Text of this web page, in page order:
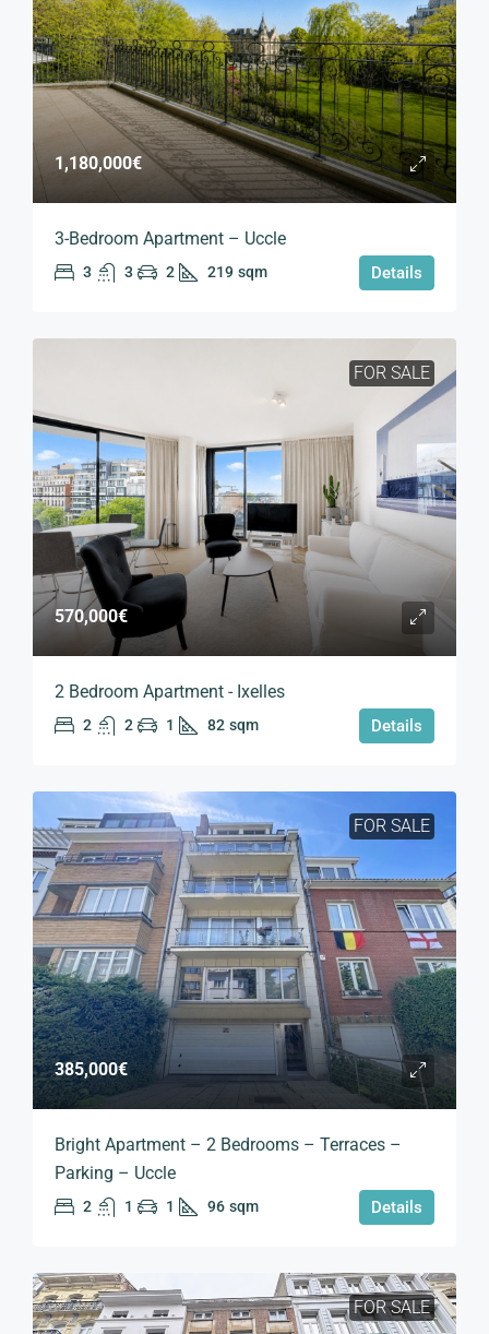
1,180,000€
3-Bedroom Apartment – Uccle
3 3 2 219 sqm Details
FOR SALE
570,000€
2 Bedroom Apartment - Ixelles
2 2 1 82 sqm Details
FOR SALE
385,000€
Bright Apartment – 2 Bedrooms – Terraces –
Parking – Uccle
2 1 1 96 sqm Details
FOR SALE